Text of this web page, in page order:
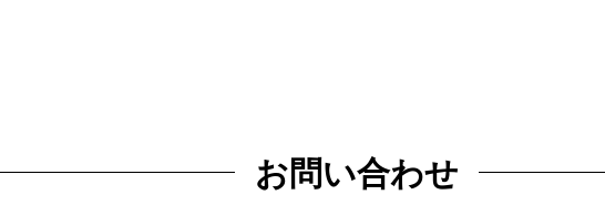
お問い合わせ